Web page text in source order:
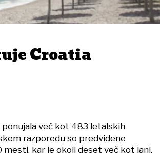
Croatia
več kot 483 letalskih
razporedu so predvidene
mesti, kar je okoli deset več kot lani,